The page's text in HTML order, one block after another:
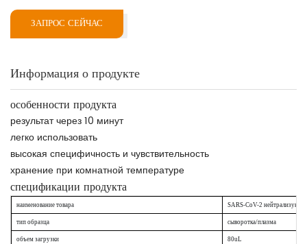
ЗАПРОС СЕЙЧАС
Информация о продукте
особенности продукта
результат через 10 минут
легко использовать
высокая специфичность и чувствительность
хранение при комнатной температуре
спецификации продукта
наименование товара SARS-CoV-2
тип образца сыворотка/плазма
объем загрузки 80uL